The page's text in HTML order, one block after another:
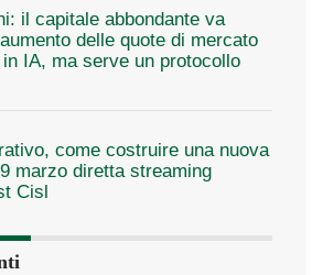
il capitale abbondante va
delle quote di mercato
IA, ma serve un protocollo
come costruire una nuova
marzo diretta streaming
Cisl